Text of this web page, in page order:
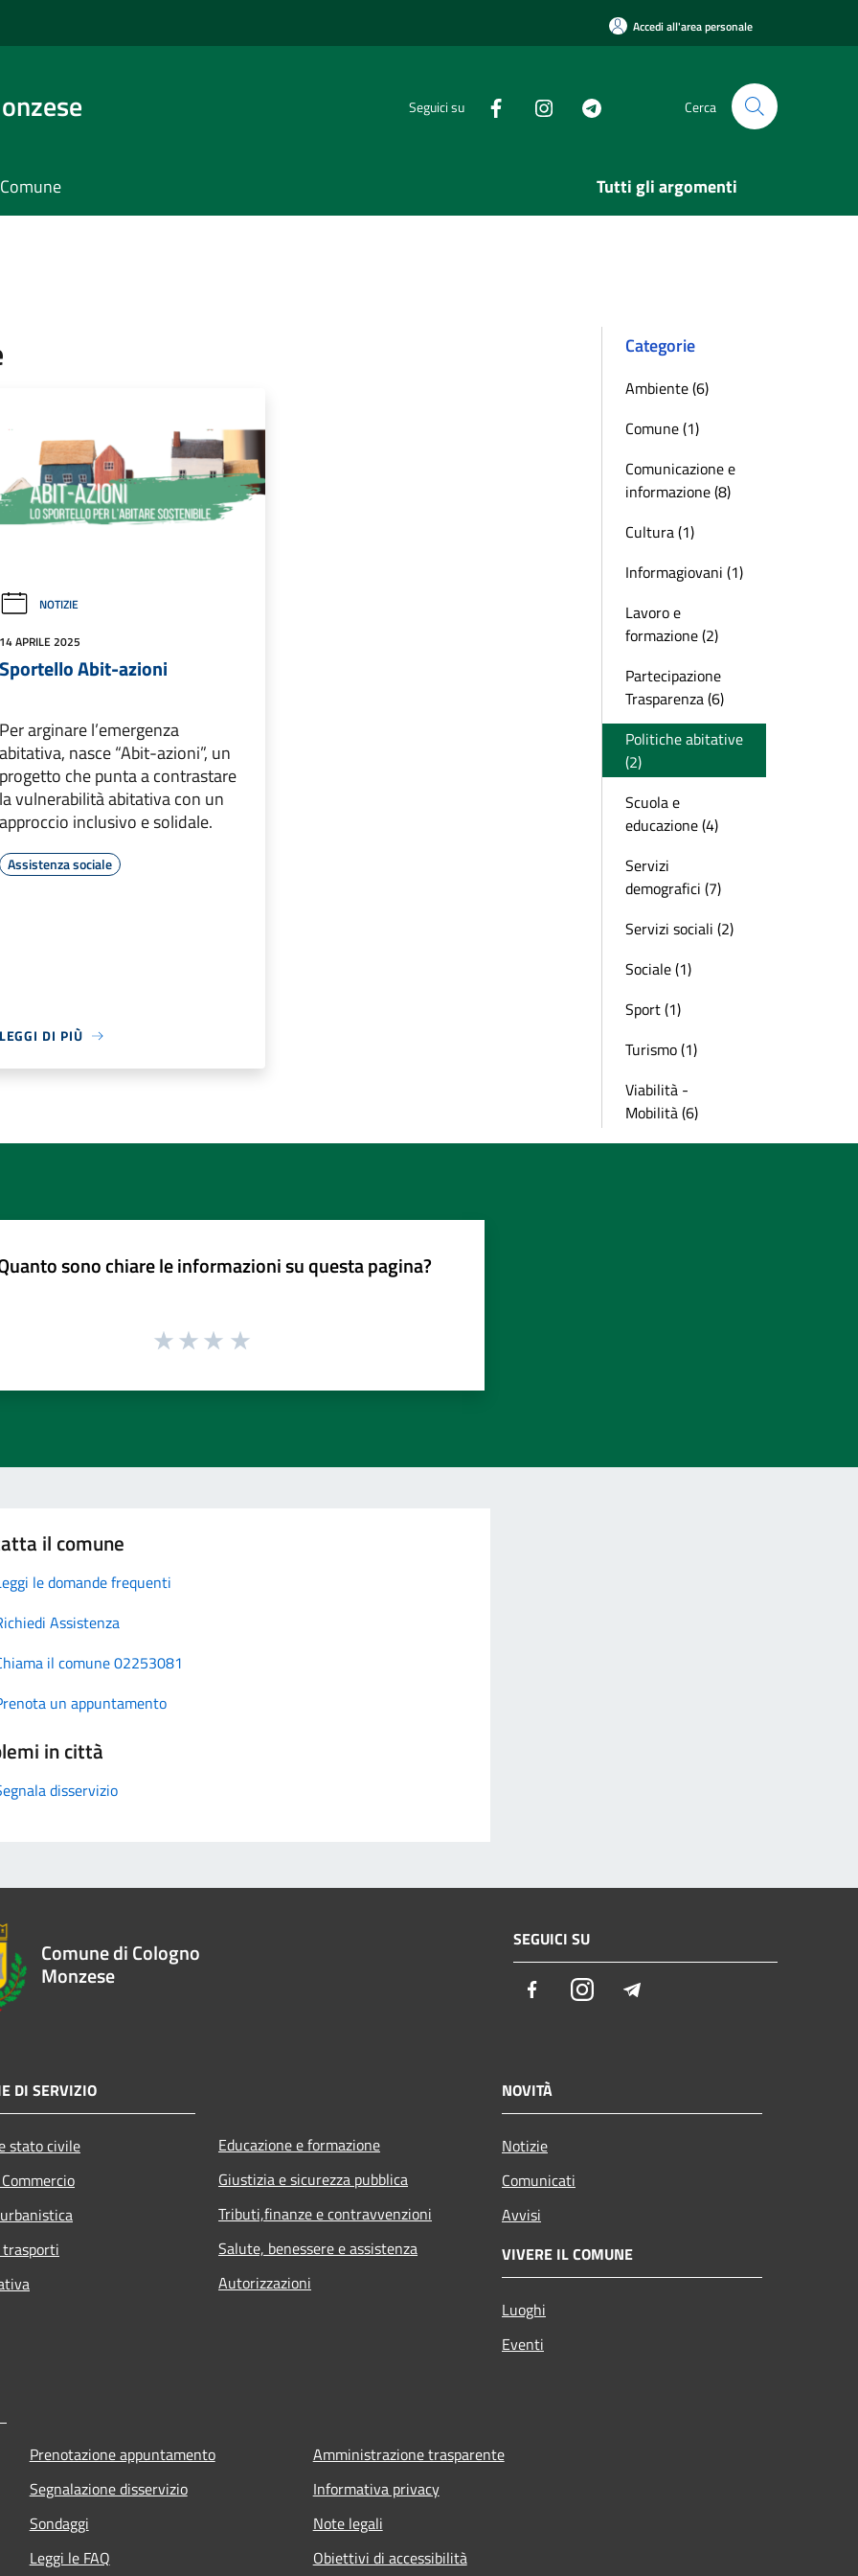
Accedi all'area personale
Seguici su Cerca
Tutti gli argomenti
NOTIZIE
APRILE 2025
Abit-azioni
arginare l’emergenza
nasce “Abit-azioni”, un
che punta a contrastare
vulnerabilità abitativa con un
inclusivo e solidale.
Assistenza sociale
DI PIÙ
Categorie
Ambiente (6)
Comune (1)
Comunicazione e
informazione (8)
Cultura (1)
Informagiovani (1)
Lavoro e
formazione (2)
Partecipazione
Trasparenza (6)
Politiche abitative
(2)
Scuola e
educazione (4)
Servizi
demografici (7)
Servizi sociali (2)
Sociale (1)
Sport (1)
Turismo (1)
Viabilità -
Mobilità (6)
sono chiare le informazioni su questa pagina?
il comune
le domande frequenti
Assistenza
il comune 02253081
un appuntamento
in città
disservizio
Comune di Cologno
Monzese
SEGUICI SU
FacebookInstagram
DI SERVIZIO
stato civile
Educazione e formazione
Giustizia e sicurezza pubblica
Tributi,finanze e contravvenzioni
Salute, benessere e assistenza
Autorizzazioni
NOVITÀ
Notizie
Comunicati
Avvisi
VIVERE IL COMUNE
Luoghi
Eventi
Prenotazione appuntamento
Segnalazione disservizio
Sondaggi
Leggi le FAQ
Amministrazione trasparente
Informativa privacy
Note legali
Obiettivi di accessibilità